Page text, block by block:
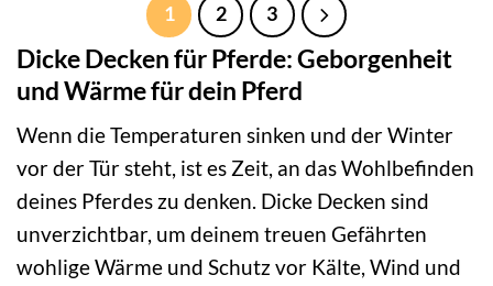
1 2 3
Dicke Decken für Pferde: Geborgenheit
und Wärme für dein Pferd
Wenn die Temperaturen sinken und der Winter
vor der Tür steht, ist es Zeit, an das Wohlbefinden
deines Pferdes zu denken. Dicke Decken sind
unverzichtbar, um deinem treuen Gefährten
wohlige Wärme und Schutz vor Kälte, Wind und